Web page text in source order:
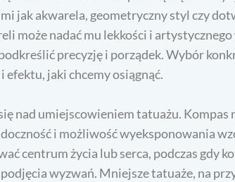
jak akwarela, geometryczny styl czy
może nadać mu lekkości i artystycznego
precyzję i porządek. Wybór
jaki chcemy osiągnąć.
nad umiejscowieniem tatuażu. Kompas
i możliwość wyeksponowania
centrum życia lub serca, podczas gdy
wyzwań. Mniejsze tatuaże, na